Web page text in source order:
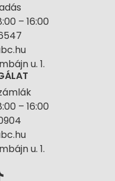
– 16:00
u. 1.
– 16:00
u. 1.